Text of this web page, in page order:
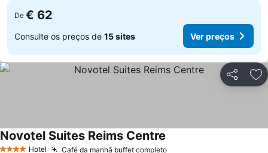
De € 62
Consulte os preços de 15 sites Ver preços
Partilhar
Hotel Café da manhã buffet completo
Novotel Suites Reims Centre